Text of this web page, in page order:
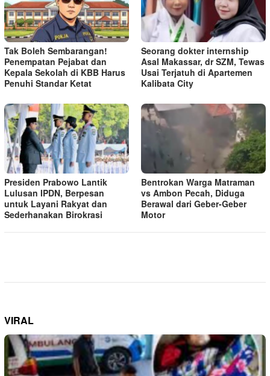
Tak Boleh Sembarangan!
Penempatan Pejabat dan
Kepala Sekolah di KBB Harus
Penuhi Standar Ketat ​
Seorang dokter internship
Asal Makassar, dr SZM, Tewas
Usai Terjatuh di Apartemen
Kalibata City
Presiden Prabowo Lantik
Lulusan IPDN, Berpesan
untuk Layani Rakyat dan
Sederhanakan Birokrasi
Bentrokan Warga Matraman
vs Ambon Pecah, Diduga
Berawal dari Geber-Geber
Motor
VIRAL